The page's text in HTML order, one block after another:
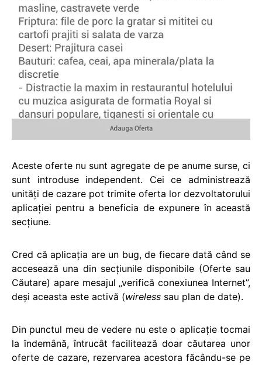
Aceste oferte nu sunt agregate de pe anume surse, ci
sunt introduse independent. Cei ce administrează
unităţi de cazare pot trimite oferta lor dezvoltatorului
aplicaţiei pentru a beneficia de expunere în această
secţiune.
Cred că aplicația are un bug, de fiecare dată când se
accesează una din secțiunile disponibile (Oferte sau
Căutare) apare mesajul „verifică conexiunea Internet”,
deși aceasta este activă (wireless sau plan de date).
Din punctul meu de vedere nu este o aplicație tocmai
la îndemână, întrucât facilitează doar căutarea unor
oferte de cazare, rezervarea acestora făcându-se pe